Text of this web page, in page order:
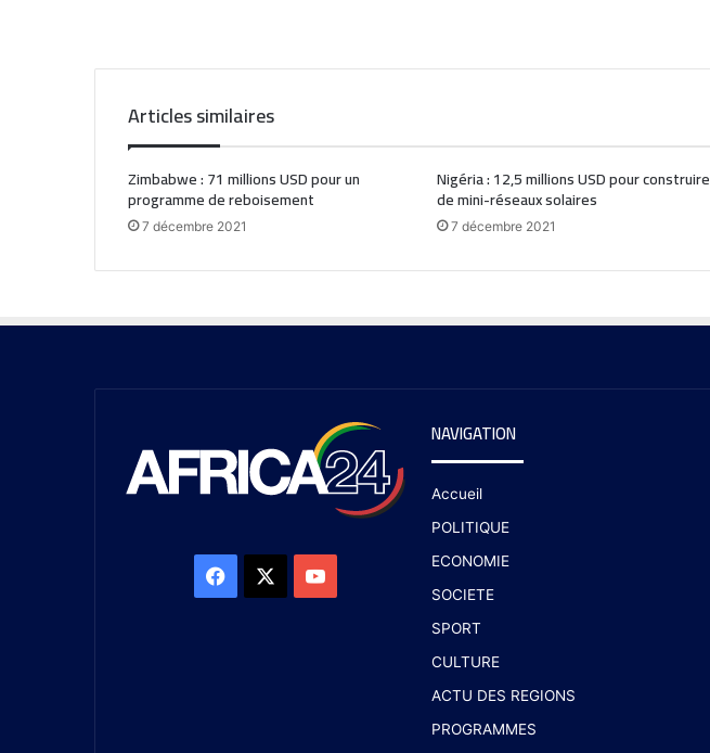
Articles similaires
Zimbabwe : 71 millions USD pour un
programme de reboisement
7 décembre 2021
Nigéria : 12,5 millions USD pour construire
de mini-réseaux solaires
7 décembre 2021
NAVIGATION
Accueil
POLITIQUE
ECONOMIE
SOCIETE
SPORT
CULTURE
ACTU DES REGIONS
PROGRAMMES